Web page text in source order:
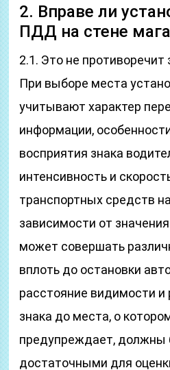
2. Вправе ли
ПДД на стене
2.1. Это не противоречит
При выборе места
учитывают характер
информации,
восприятия знака
интенсивность и
транспортных средств
зависимости от
может совершать
вплоть до остановки
расстояние видимости и
знака до места, о
предупреждает, должны
достаточными для